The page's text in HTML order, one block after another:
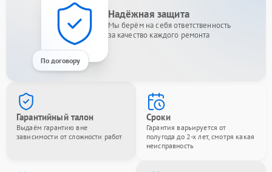
По договору
Надёжная защита
Мы берём на себя ответственность
за качество каждого ремонта
Гарантийный талон
Выдаём гарантию вне
зависимости от сложности работ
Сроки
Гарантия варьируется от
полугода до 2-х лет, смотря какая
неисправность